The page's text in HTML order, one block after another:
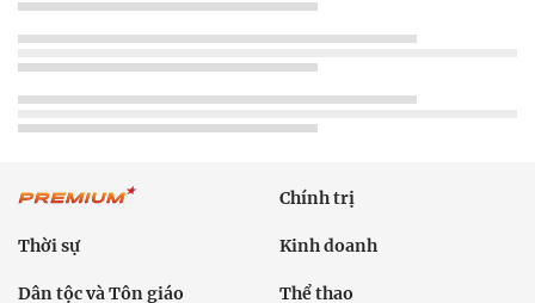
Chính trị
Thời sự Kinh doanh
Dân tộc và Tôn giáo Thể thao